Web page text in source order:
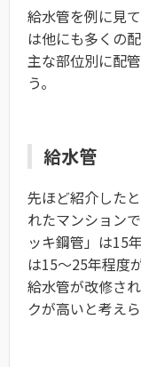
給水管を例に見
は他にも多くの
主な部位別に配
う。
給水管
先ほど紹介した
れたマンション
ッキ鋼管」は15
は15〜25年程度
給水管が改修さ
クが高いと考えら